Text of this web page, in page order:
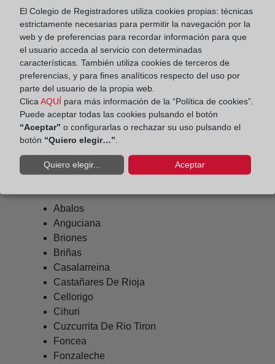
haro@registrodelapropiedad.org
Datos del Registrador:
Jesús Fernández-Ramos Nieto
Delegado de Protección de Datos:
dpo@corpme.es
Otros municipios incluidos en el
distrito hipotecario
Abalos
Anguciana
Briones
Briñas
Casalarreina
Castañares De Rioja
Cellorigo
Cihuri
Cuzcurrita De Rio Tiron
Foncea
Fonzaleche
El Colegio de Registradores utiliza cookies propias: técnicas
estrictamente necesarias para permitir la navegación por la
web y de preferencias para recordar información para que
el usuario acceda al servicio con determinadas
características. También utiliza cookies de terceros de
preferencias, y para fines analíticos respecto del uso por
parte del usuario de la propia web.
Clica AQUÍ para más información de la “Política de cookies”.
Puede aceptar todas las cookies pulsando el botón
“Aceptar” o configurarlas o rechazar su uso pulsando el
botón “Quiero elegir…”
Quiero elegir... Aceptar